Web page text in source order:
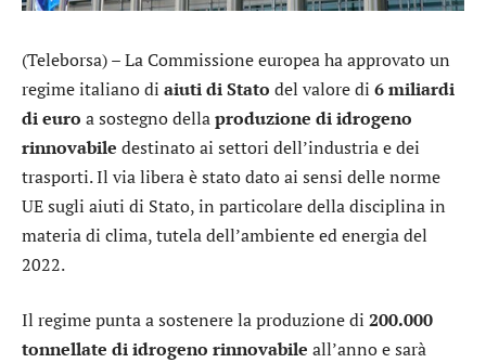
(Teleborsa) – La Commissione europea ha approvato un
regime italiano di aiuti di Stato del valore di 6 miliardi
di euro a sostegno dellaproduzione di idrogeno
rinnovabile destinato ai settori dell’industria e dei
trasporti. Il via libera è stato dato ai sensi delle norme
UE sugli aiuti di Stato, in particolare della disciplina in
materia di clima, tutela dell’ambiente ed energia del
2022.
Il regime punta a sostenere la produzione di 200.000
tonnellate di idrogeno rinnovabile all’anno e sarà